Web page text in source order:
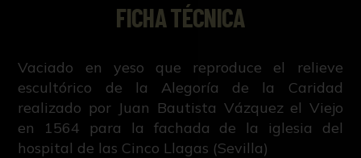
FICHA TÉCNICA
Vaciado en yeso que reproduce el relieve
escultórico de la Alegoría de la Caridad
realizado por Juan Bautista Vázquez el Viejo
en 1564 para la fachada de la iglesia del
hospital de las Cinco Llagas (Sevilla)